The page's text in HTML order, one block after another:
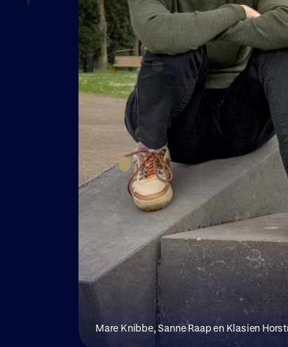
Mare Knibbe, Sanne Raap en Klasien